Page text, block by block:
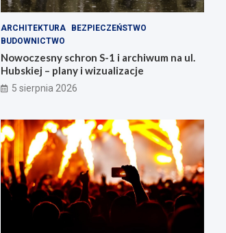
ARCHITEKTURA
BEZPIECZEŃSTWO
BUDOWNICTWO
Nowoczesny schron S-1 i archiwum na ul.
Hubskiej – plany i wizualizacje
5 sierpnia 2026